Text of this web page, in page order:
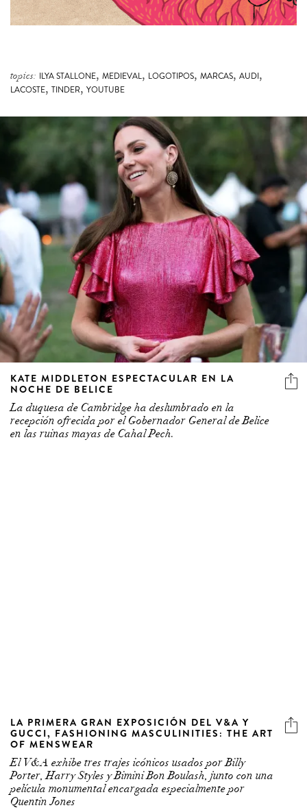
3 more
topics: ILYA STALLONE, MEDIEVAL, LOGOTIPOS, MARCAS, AUDI,
LACOSTE, TINDER, YOUTUBE
KATE MIDDLETON ESPECTACULAR EN LA
NOCHE DE BELICE
La duquesa de Cambridge ha deslumbrado en la
recepción ofrecida por el Gobernador General de Belice
en las ruinas mayas de Cahal Pech.
LA PRIMERA GRAN EXPOSICIÓN DEL V&A Y
GUCCI, FASHIONING MASCULINITIES: THE ART
OF MENSWEAR
El V&A exhibe tres trajes icónicos usados por Billy
Porter, Harry Styles y Bimini Bon Boulash, junto con una
película monumental encargada especialmente por
Quentin Jones